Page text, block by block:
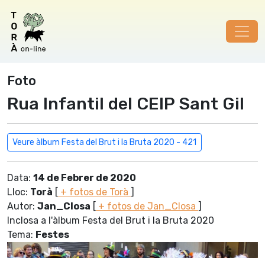
Foto
Rua Infantil del CEIP Sant Gil
Veure àlbum Festa del Brut i la Bruta 2020 - 421
Data: 14 de Febrer de 2020
Lloc: Torà [ + fotos de Torà ]
Autor: Jan_Closa [ + fotos de Jan_Closa ]
Inclosa a l'àlbum Festa del Brut i la Bruta 2020
Tema: Festes